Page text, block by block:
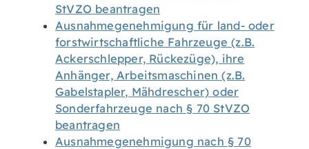
StVZO beantragen
Ausnahmegenehmigung für land- oder
forstwirtschaftliche Fahrzeuge (z.B.
Ackerschlepper, Rückezüge), ihre
Anhänger, Arbeitsmaschinen (z.B.
Gabelstapler, Mähdrescher) oder
Sonderfahrzeuge nach § 70 StVZO
beantragen
Ausnahmegenehmigung nach § 70